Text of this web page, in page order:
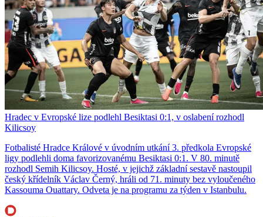
Hradec v Evropské lize podlehl Besiktasi 0:1, v oslabení rozhodl
Kilicsoy
Fotbalisté Hradce Králové v úvodním utkání 3. předkola Evropské
ligy podlehli doma favorizovanému Besiktasi 0:1. V 80. minutě
rozhodl Semih Kilicsoy. Hosté, v jejichž základní sestavě nastoupil
český křídelník Václav Černý, hráli od 71. minuty bez vyloučeného
Kassouma Ouattary. Odveta je na programu za týden v Istanbulu.